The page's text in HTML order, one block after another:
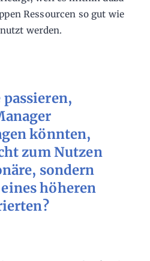
Ressourcen so gut wie
werden.
passieren,
könnten,
zum Nutzen
sondern
höheren